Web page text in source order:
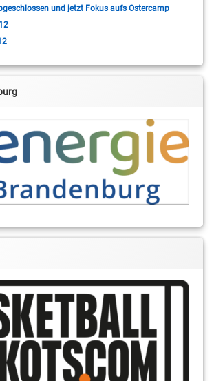
und jetzt Fokus aufs Ostercamp